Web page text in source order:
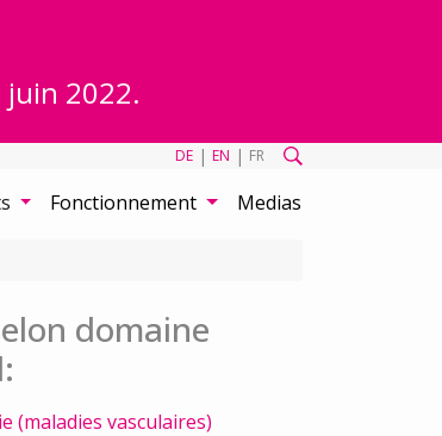
juin 2022.
DE | EN | FR
Fonctionnement Medias
domaine
(maladies vasculaires)